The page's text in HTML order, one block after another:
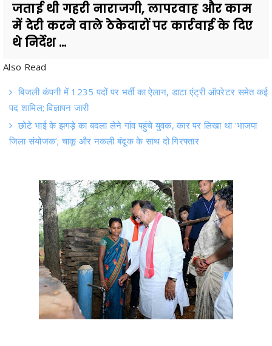
जताई थी गहरी नाराजगी, लापरवाह और काम
में देरी करने वाले ठेकेदारों पर कार्रवाई के दिए
थे निर्देश ...
Also Read
बिजली कंपनी में 1235 पदों पर भर्ती का ऐलान, डाटा एंट्री ऑपरेटर समेत कई
पद शामिल; विज्ञापन जारी
छोटे भाई के झगड़े का बदला लेने गांव पहुंचे युवक, कार पर लिखा था ‘भाजपा
जिला संयोजक’; चाकू और नकली बंदूक के साथ दो गिरफ्तार